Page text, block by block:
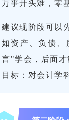
万事开头难，零
建议现阶段可以
如资产、负债、
言"学会，后面才
目标：对会计学